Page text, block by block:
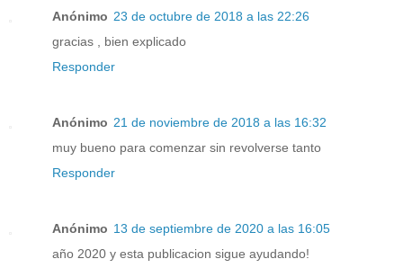
Anónimo 23 de octubre de 2018 a las 22:26
gracias , bien explicado
Responder
Anónimo 21 de noviembre de 2018 a las 16:32
muy bueno para comenzar sin revolverse tanto
Responder
Anónimo 13 de septiembre de 2020 a las 16:05
año 2020 y esta publicacion sigue ayudando!